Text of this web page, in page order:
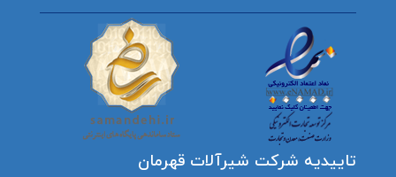
تاییدیه شرکت شیرآلات قهرمان